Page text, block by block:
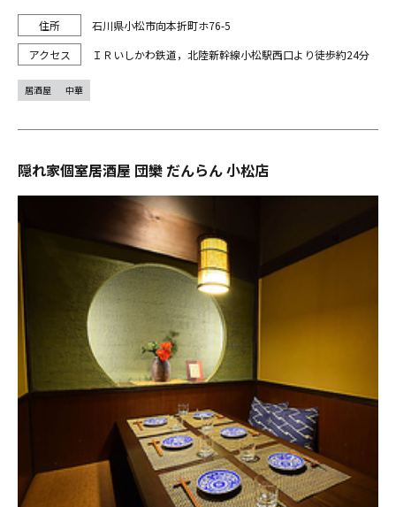
石川県小松市向本折町ホ76-5
ＩＲいしかわ鉄道，北陸新幹線小松駅西口より徒歩約24分
居酒屋 中華
隠れ家個室居酒屋 団欒 だんらん 小松店